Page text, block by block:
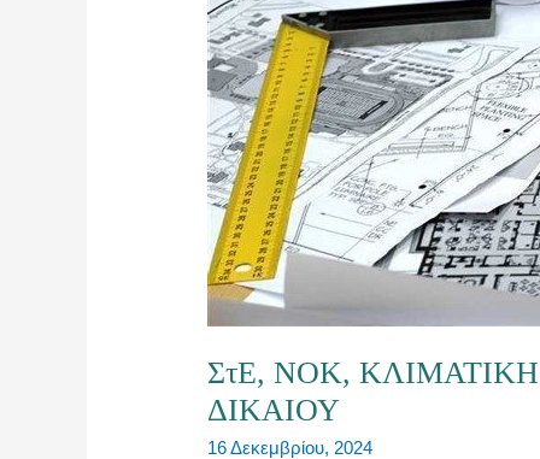
ΣτΕ, ΝΟΚ,
ΔΙΚΑΙΟΥ
16 Δεκεμβρίου, 2024